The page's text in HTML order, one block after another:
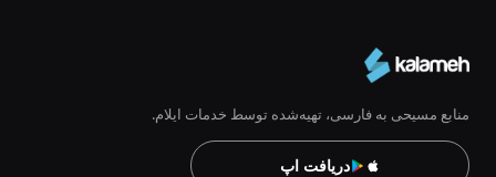
منابع مسیحی به فارسی، تهیه‌شده توسط خدمات ایلام.
دریافت اپ